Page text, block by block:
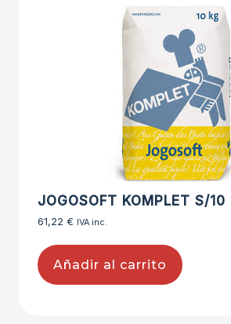
JOGOSOFT KOMPLET S/10
61,22 € IVA inc.
Añadir al carrito